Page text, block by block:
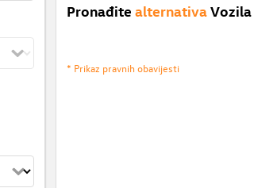
Pronađite alternativa
* Prikaz pravnih obavijesti